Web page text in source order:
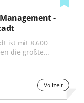
-
ist mit 8.600
die größte...
Vollzeit